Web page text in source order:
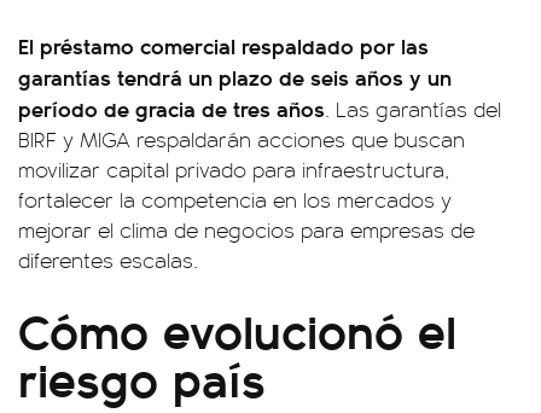
El préstamo comercial respaldado por las
garantías tendrá un plazo de seis años y un
período de gracia de tres años. Las garantías del
BIRF y MIGA respaldarán acciones que buscan
movilizar capital privado para infraestructura,
fortalecer la competencia en los mercados y
mejorar el clima de negocios para empresas de
diferentes escalas.
Cómo evolucionó el
riesgo país